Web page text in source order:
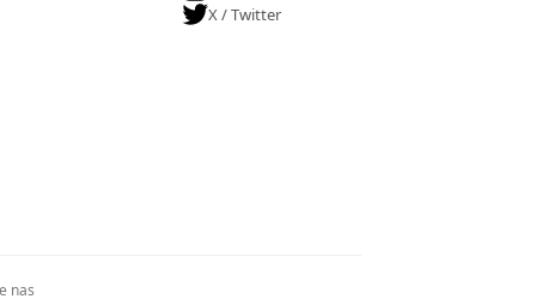
X / Twitter
nas